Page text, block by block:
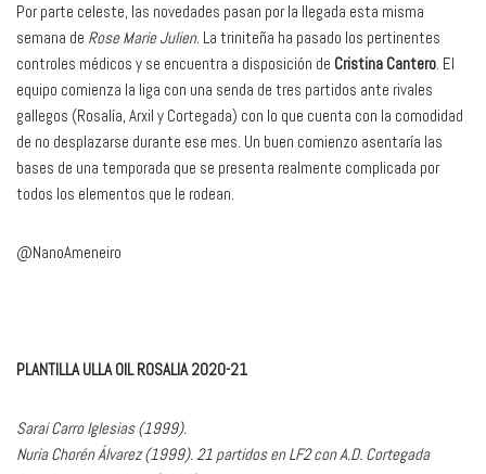
Por parte celeste, las novedades pasan por la llegada esta misma
semana de Rose Marie Julien. La triniteña ha pasado los pertinentes
controles médicos y se encuentra a disposición de Cristina Cantero. El
equipo comienza la liga con una senda de tres partidos ante rivales
gallegos (Rosalía, Arxil y Cortegada) con lo que cuenta con la comodidad
de no desplazarse durante ese mes. Un buen comienzo asentaría las
bases de una temporada que se presenta realmente complicada por
todos los elementos que le rodean.
@NanoAmeneiro
PLANTILLA ULLA OIL ROSALIA 2020-21
Sarai Carro Iglesias (1999).
Nuria Chorén Álvarez (1999). 21 partidos en LF2 con A.D. Cortegada